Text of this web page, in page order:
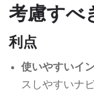
考慮すべ
利点
使いやすいイ
スしやすいナ